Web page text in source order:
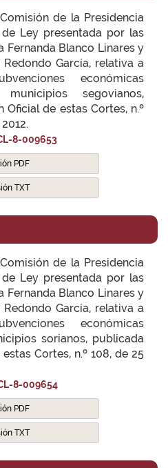
de la Presidencia
Ley presentada por las
Fernanda Blanco Linares y
Redondo García, relativa a
económicas
segovianos,
de estas Cortes, n.º
8-009653
PDF
TXT
de la Presidencia
Ley presentada por las
Fernanda Blanco Linares y
Redondo García, relativa a
económicas
sorianos, publicada
Cortes, n.º 108, de 25
8-009654
PDF
TXT